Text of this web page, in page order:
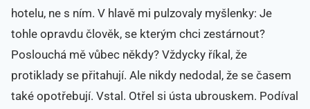
hotelu, ne s ním. V hlavě mi pulzovaly myšlenky: Je
tohle opravdu člověk, se kterým chci zestárnout?
Poslouchá mě vůbec někdy? Vždycky říkal, že
protiklady se přitahují. Ale nikdy nedodal, že se časem
také opotřebují. Vstal. Otřel si ústa ubrouskem. Podíval